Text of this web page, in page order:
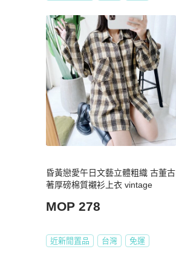
昏黃戀愛午日文藝立體粗織 古董古
著厚磅棉質襯衫上衣 vintage
MOP 278
近新閒置品 台灣 免運